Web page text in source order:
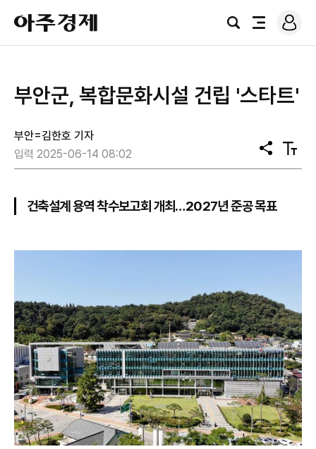
아
주
경
검
전
로
그
부안군, 복합문화시설 건립 '스타트'
부안=김한호 기자
입력 2025-06-14 08:02
공
유
텍
스
건축설계 용역 착수보고회 개최…2027년 준공 목표